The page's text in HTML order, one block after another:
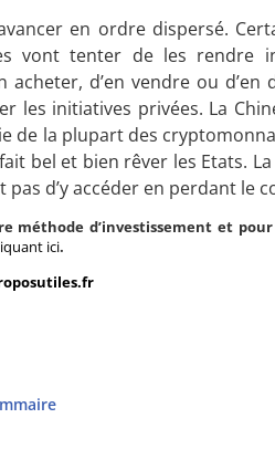
en ordre dispersé.
vont tenter de les rendre
acheter, d’en vendre ou
les initiatives privées. La
de la plupart des
bel et bien rêver les Etats.
d’y accéder en perdant le
méthode d’investissement et
ici.